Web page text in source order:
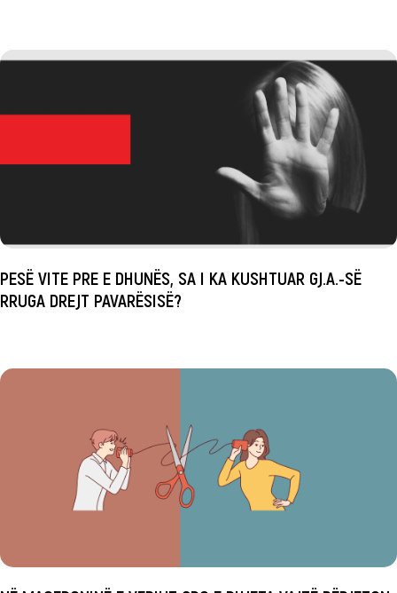
PESË VITE PRE E DHUNËS, SA I KA KUSHTUAR GJ.A.-SË
RRUGA DREJT PAVARËSISË?